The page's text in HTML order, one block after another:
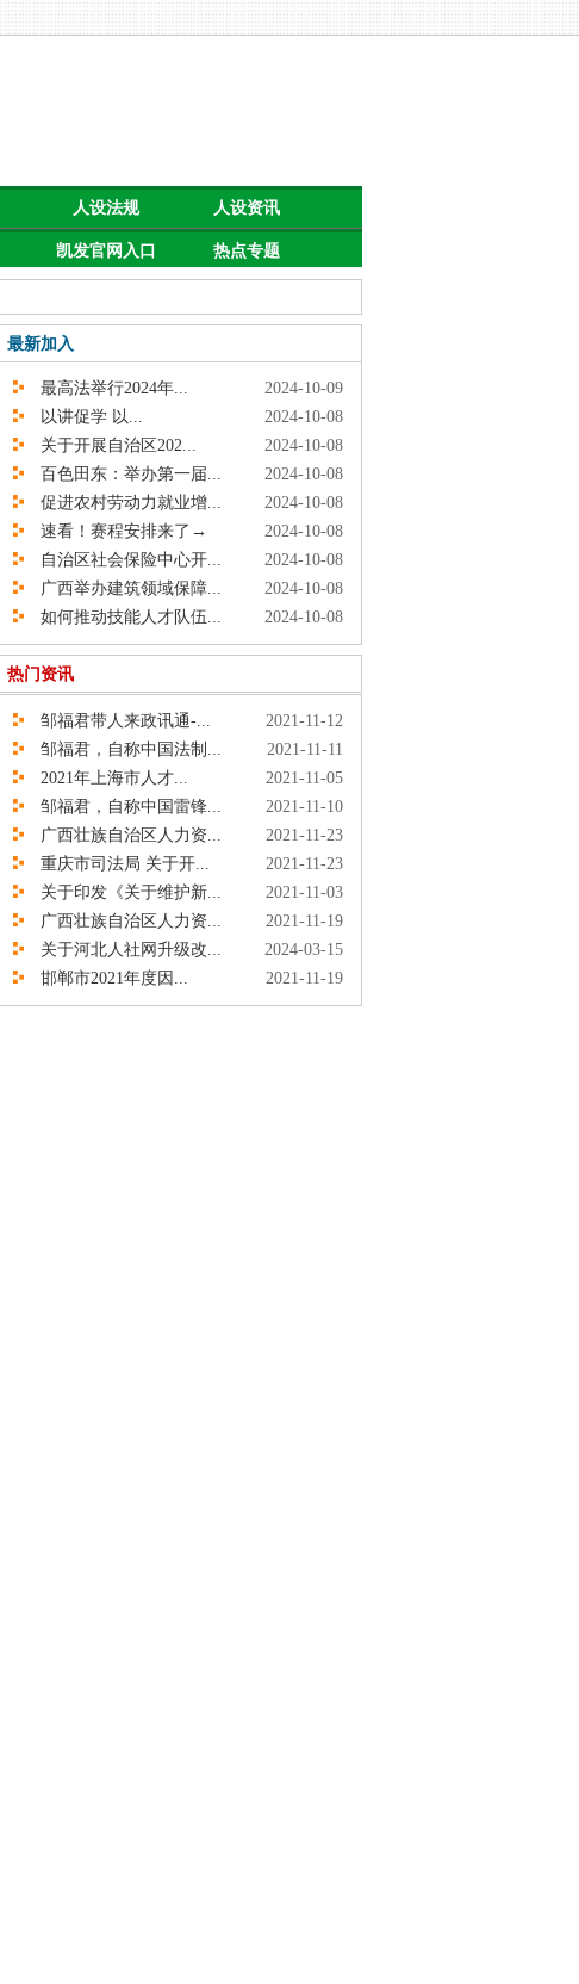
人设法规 人设资讯
凯发官网入口 热点专题
最新加入
最高法举行2024年...
2024-10-09
以讲促学 以...
2024-10-08
关于开展自治区202...
2024-10-08
百色田东：举办第一届...
2024-10-08
促进农村劳动力就业增...
2024-10-08
速看！赛程安排来了→
2024-10-08
自治区社会保险中心开...
2024-10-08
广西举办建筑领域保障...
2024-10-08
如何推动技能人才队伍...
2024-10-08
热门资讯
邹福君带人来政讯通-...
2021-11-12
邹福君，自称中国法制...
2021-11-11
2021年上海市人才...
2021-11-05
邹福君，自称中国雷锋...
2021-11-10
广西壮族自治区人力资...
2021-11-23
重庆市司法局 关于开...
2021-11-23
关于印发《关于维护新...
2021-11-03
广西壮族自治区人力资...
2021-11-19
关于河北人社网升级改...
2024-03-15
邯郸市2021年度因...
2021-11-19